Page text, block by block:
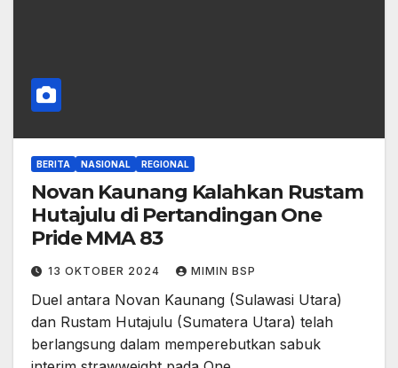
BERITA NASIONAL REGIONAL
Novan Kaunang Kalahkan Rustam
Hutajulu di Pertandingan One
Pride MMA 83
13 OKTOBER 2024 MIMIN BSP
Duel antara Novan Kaunang (Sulawasi Utara)
dan Rustam Hutajulu (Sumatera Utara) telah
berlangsung dalam memperebutkan sabuk